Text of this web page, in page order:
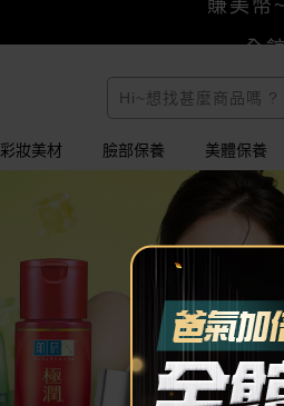
小三美日x全
全
彩妝美材 臉部保養 美體保養